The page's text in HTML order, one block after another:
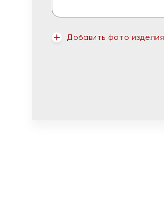
Добавить фото изделия